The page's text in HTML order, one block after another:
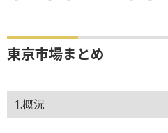
東京市場まとめ
1.概況